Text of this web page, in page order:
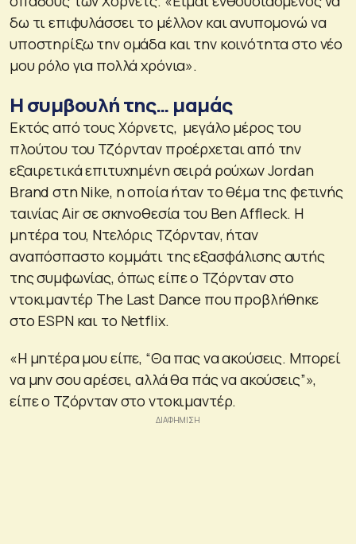
δω τι επιφυλάσσει το μέλλον και ανυπομονώ να
υποστηρίξω την ομάδα και την κοινότητα στο νέο
μου ρόλο για πολλά χρόνια».
Η συμβουλή της… μαμάς
Εκτός από τους Χόρνετς, μεγάλο μέρος του
πλούτου του Τζόρνταν προέρχεται από την
εξαιρετικά επιτυχημένη σειρά ρούχων Jordan
Brand στη Nike, η οποία ήταν το θέμα της φετινής
ταινίας Air σε σκηνοθεσία του Ben Affleck. Η
μητέρα του, Ντελόρις Τζόρνταν, ήταν
αναπόσπαστο κομμάτι της εξασφάλισης αυτής
της συμφωνίας, όπως είπε ο Τζόρνταν στο
ντοκιμαντέρ The Last Dance που προβλήθηκε
στο ESPN και το Netflix.
«Η μητέρα μου είπε, “Θα πας να ακούσεις. Μπορεί
να μην σου αρέσει, αλλά θα πάς να ακούσεις”»,
είπε ο Τζόρνταν στο ντοκιμαντέρ.